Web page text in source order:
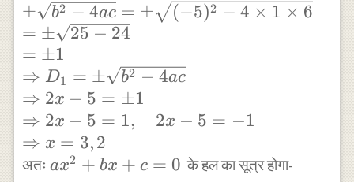
\pm
\sqrt{b^{2}-4 a
c} =\pm
\sqrt{(-5)^{2}-4
\times 1 \times
6} \\ =\pm
\sqrt{25-24} \\
=\pm 1 \\
± b2 − 4ac = ± (−5)2 − 4 × 1 × 6
= ± 25 − 24
= ±1
⇒ D1 = ± b2 − 4ac
⇒ 2x − 5 = ±1
⇒ 2x − 5 = 1, 2x − 5 = −1
⇒ x = 3,2
अतः a
ax2 + bx + c = 0 के हल का सूत्र होगा-